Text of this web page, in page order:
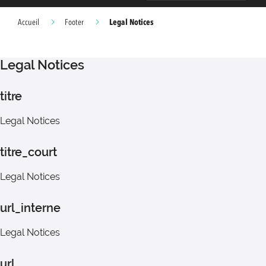
Accueil Footer Legal Notices
Legal Notices
titre
Legal Notices
titre_court
Legal Notices
url_interne
Legal Notices